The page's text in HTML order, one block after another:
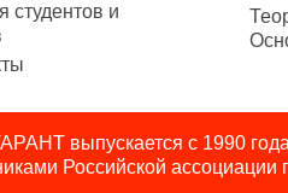
студентов и
выпускается с 1990
Российской